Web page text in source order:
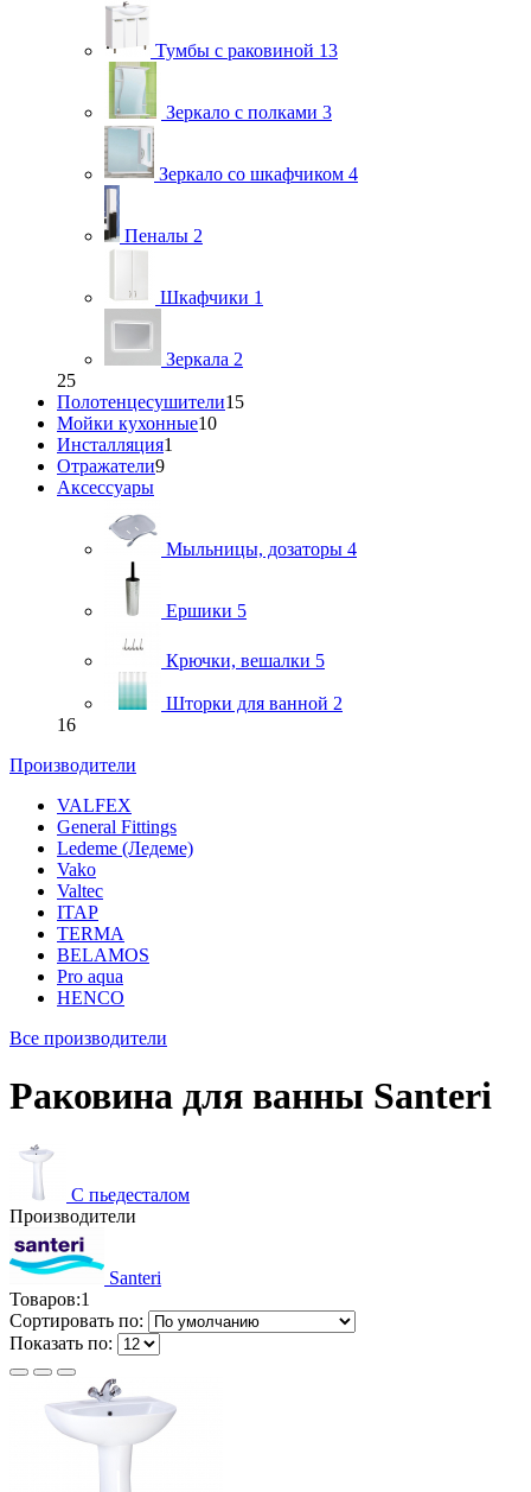
Тумбы с раковиной 13
Зеркало с полками 3
Зеркало со шкафчиком 4
Пеналы 2
Шкафчики 1
Зеркала 2
25
Полотенцесушители15
Мойки кухонные10
Инсталляция1
Отражатели9
Аксессуары
Мыльницы, дозаторы 4
Ершики 5
Крючки, вешалки 5
Шторки для ванной 2
16
Производители
VALFEX
General Fittings
Ledeme (Ледеме)
Vako
Valtec
ITAP
TERMA
BELAMOS
Pro aqua
HENCO
Все производители
Раковина для ванны Santeri
С пьедесталом
Производители
Santeri
Товаров:1
Сортировать по:
Показать по: